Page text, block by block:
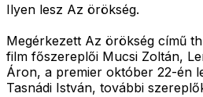
Ilyen lesz Az örökség.
Megérkezett Az örökség című
film főszereplői Mucsi Zoltán,
Áron, a premier október 22-én
Tasnádi István, további